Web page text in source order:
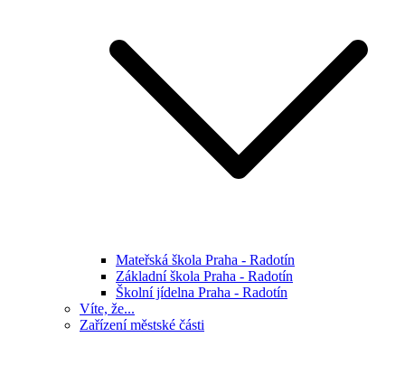
Mateřská škola Praha - Radotín
Základní škola Praha - Radotín
Školní jídelna Praha - Radotín
Víte, že...
Zařízení městské části